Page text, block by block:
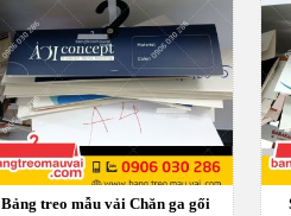
Bảng treo mẫu vải Chăn ga gối